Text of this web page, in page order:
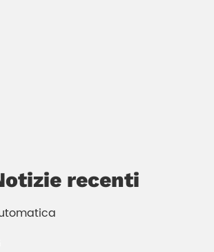
recenti